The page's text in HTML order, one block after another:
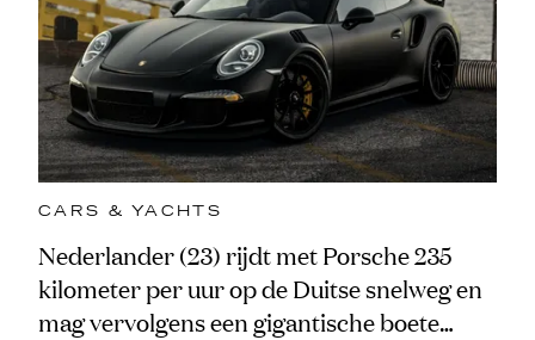
CARS & YACHTS
Nederlander (23) rijdt met Porsche 235
kilometer per uur op de Duitse snelweg en
mag vervolgens een gigantische boete